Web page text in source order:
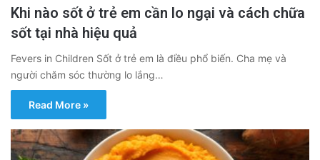
Khi nào sốt ở trẻ em cần lo ngại và cách chữa
sốt tại nhà hiệu quả
Fevers in Children Sốt ở trẻ em là điều phổ biến. Cha mẹ và
người chăm sóc thường lo lắng…
Read More »